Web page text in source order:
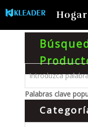
Hogar
Palabras clave